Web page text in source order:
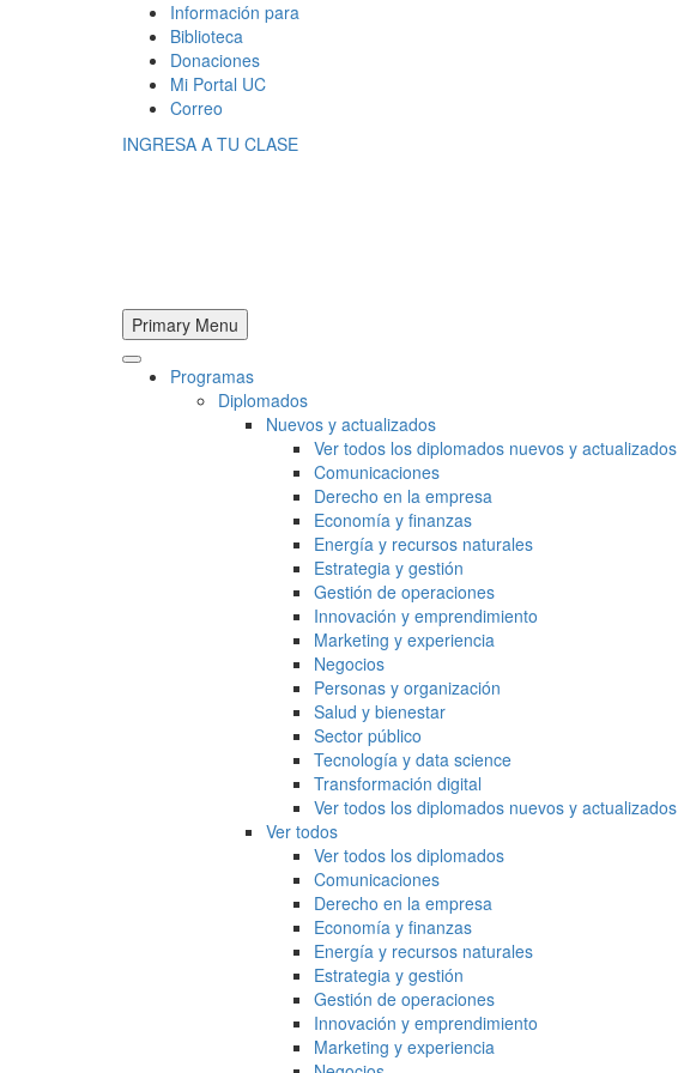
Información para
Biblioteca
Donaciones
Mi Portal UC
Correo
INGRESA A TU CLASE
Primary Menu
Programas
Diplomados
Nuevos y actualizados
Ver todos los diplomados nuevos y actualizados
Comunicaciones
Derecho en la empresa
Economía y finanzas
Energía y recursos naturales
Estrategia y gestión
Gestión de operaciones
Innovación y emprendimiento
Marketing y experiencia
Negocios
Personas y organización
Salud y bienestar
Sector público
Tecnología y data science
Transformación digital
Ver todos los diplomados nuevos y actualizados
Ver todos
Ver todos los diplomados
Comunicaciones
Derecho en la empresa
Economía y finanzas
Energía y recursos naturales
Estrategia y gestión
Gestión de operaciones
Innovación y emprendimiento
Marketing y experiencia